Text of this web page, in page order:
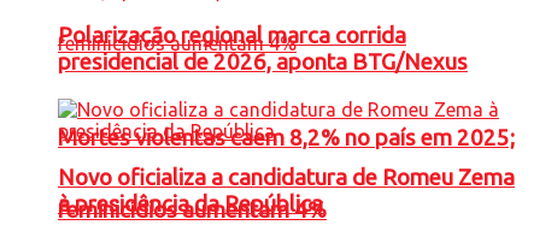
Mortes violentas caem 8,2% no país em 2025;
feminicídios aumentam 4%
Polarização regional marca corrida
presidencial de 2026, aponta BTG/Nexus
Novo oficializa a candidatura de Romeu Zema
à presidência da República